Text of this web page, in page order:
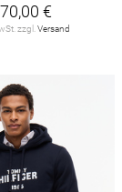
€
zzgl. Versand